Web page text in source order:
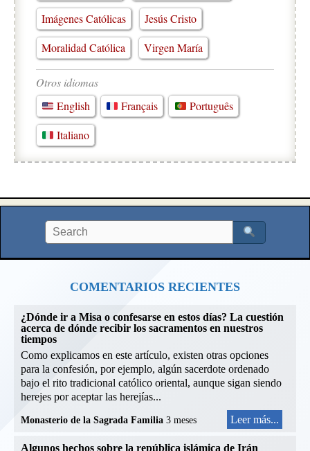
Imágenes Católicas
Jesús Cristo
Moralidad Católica
Virgen María
Otros idiomas
English
Français Português
Italiano
COMENTARIOS RECIENTES
¿Dónde ir a Misa o confesarse en estos días? La cuestión
acerca de dónde recibir los sacramentos en nuestros
tiempos
Como explicamos en este artículo, existen otras opciones
para la confesión, por ejemplo, algún sacerdote ordenado
bajo el rito tradicional católico oriental, aunque sigan siendo
herejes por aceptar las herejías...
Monasterio de la Sagrada Familia 3 meses Leer más...
Algunos hechos sobre la república islámica de Irán